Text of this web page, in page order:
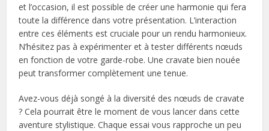
et l’occasion, il est possible de créer une harmonie qui fera
toute la différence dans votre présentation. L’interaction
entre ces éléments est cruciale pour un rendu harmonieux.
N’hésitez pas à expérimenter et à tester différents nœuds
en fonction de votre garde-robe. Une cravate bien nouée
peut transformer complètement une tenue.
Avez-vous déjà songé à la diversité des nœuds de cravate
? Cela pourrait être le moment de vous lancer dans cette
aventure stylistique. Chaque essai vous rapproche un peu